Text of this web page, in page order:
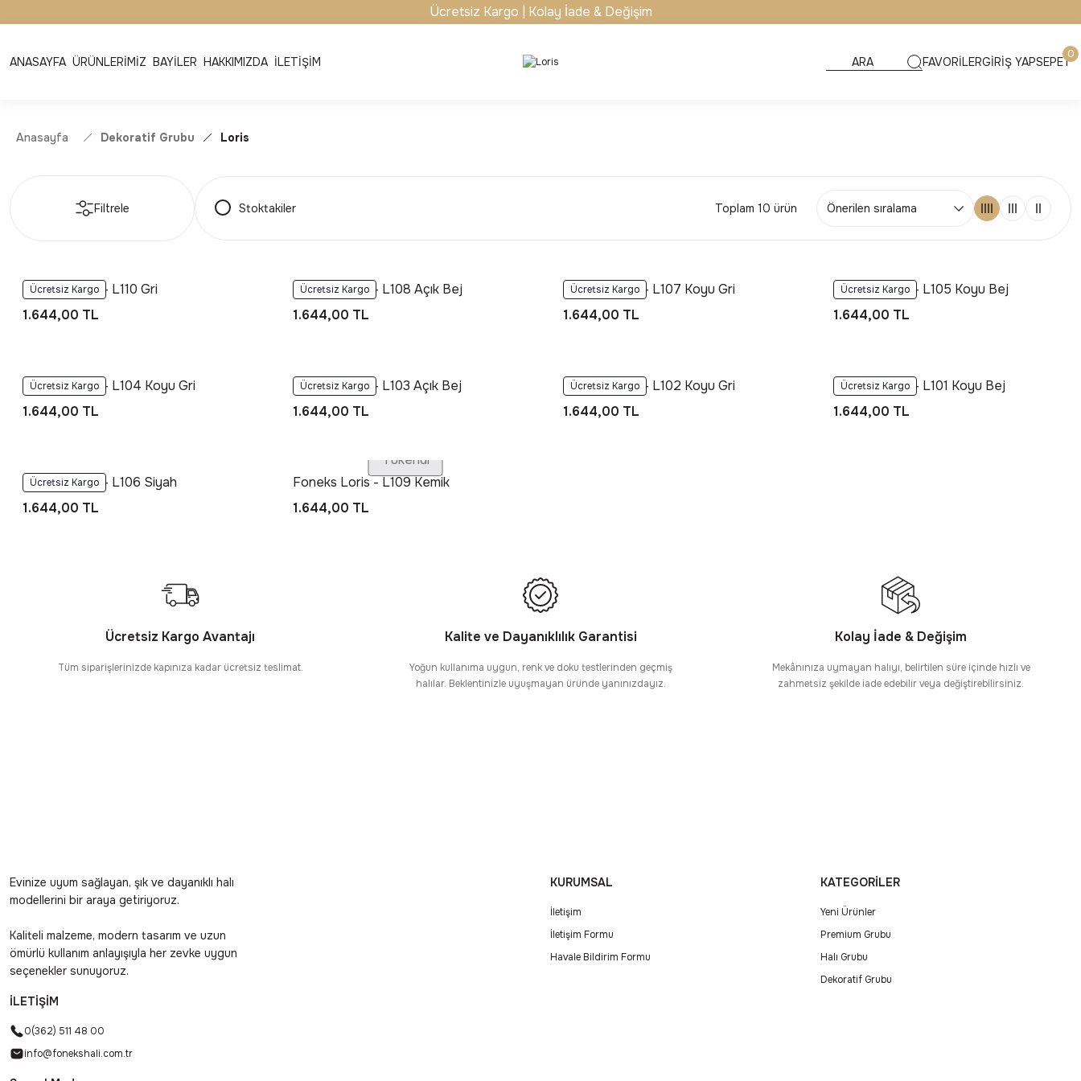
Ücretsiz Kargo | Kolay İade & Değişim
ANASAYFA ÜRÜNLERİMİZ BAYİLER HAKKIMIZDA İLETİŞİM FAVORİLERGİRİŞ YAPSEPET
0
Anasayfa Dekoratif Grubu Loris
Filtrele Stoktakiler Toplam 10 ürün
Ücretsiz Kargo
Foneks Loris - L110 Gri
1.644,00 TL
Ücretsiz Kargo
Foneks Loris - L108 Açık Bej
1.644,00 TL
Ücretsiz Kargo
Foneks Loris - L107 Koyu Gri
1.644,00 TL
Ücretsiz Kargo
Foneks Loris - L105 Koyu Bej
1.644,00 TL
Ücretsiz Kargo
Foneks Loris - L104 Koyu Gri
1.644,00 TL
Ücretsiz Kargo
Foneks Loris - L103 Açık Bej
1.644,00 TL
Ücretsiz Kargo
Foneks Loris - L102 Koyu Gri
1.644,00 TL
Ücretsiz Kargo
Foneks Loris - L101 Koyu Bej
1.644,00 TL
Ücretsiz Kargo
Foneks Loris - L106 Siyah
1.644,00 TL
Tükendi
Foneks Loris - L109 Kemik
1.644,00 TL
Ücretsiz Kargo Avantajı
Tüm siparişlerinizde kapınıza kadar ücretsiz teslimat.
Kalite ve Dayanıklılık Garantisi
Yoğun kullanıma uygun, renk ve doku testlerinden geçmiş
halılar. Beklentinizle uyuşmayan üründe yanınızdayız.
Kolay İade & Değişim
Mekânınıza uymayan halıyı, belirtilen süre içinde hızlı ve
zahmetsiz şekilde iade edebilir veya değiştirebilirsiniz.
Evinize uyum sağlayan, şık ve dayanıklı halı
modellerini bir araya getiriyoruz.
Kaliteli malzeme, modern tasarım ve uzun
ömürlü kullanım anlayışıyla her zevke uygun
seçenekler sunuyoruz.
İLETİŞİM
0(362) 511 48 00
info@fonekshali.com.tr
KURUMSAL
İletişim
İletişim Formu
Havale Bildirim Formu
KATEGORİLER
Yeni Ürünler
Premium Grubu
Halı Grubu
Dekoratif Grubu